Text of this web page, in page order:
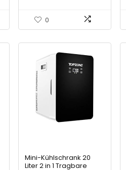
Schnelltrocknen für
Reisen nach Hause
0
Mini-Kühlschrank 20
Liter 2 in 1 Tragbare